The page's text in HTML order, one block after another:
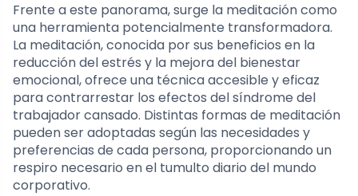
Frente a este panorama, surge la meditación como
una herramienta potencialmente transformadora.
La meditación, conocida por sus beneficios en la
reducción del estrés y la mejora del bienestar
emocional, ofrece una técnica accesible y eficaz
para contrarrestar los efectos del síndrome del
trabajador cansado. Distintas formas de meditación
pueden ser adoptadas según las necesidades y
preferencias de cada persona, proporcionando un
respiro necesario en el tumulto diario del mundo
corporativo.